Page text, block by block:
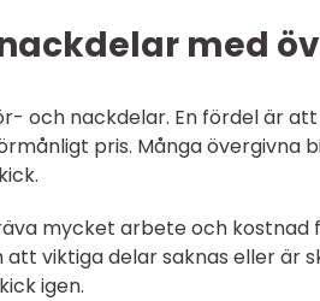
med
och nackdelar. En fördel är
pris. Många övergivna
mycket arbete och
att viktiga delar saknas eller är
igen.